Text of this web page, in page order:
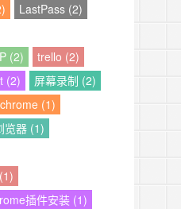
LastPass (2)
(2)
trello (2)
(2)
屏幕录制 (2)
(1)
览器 (1)
插件安装 (1)